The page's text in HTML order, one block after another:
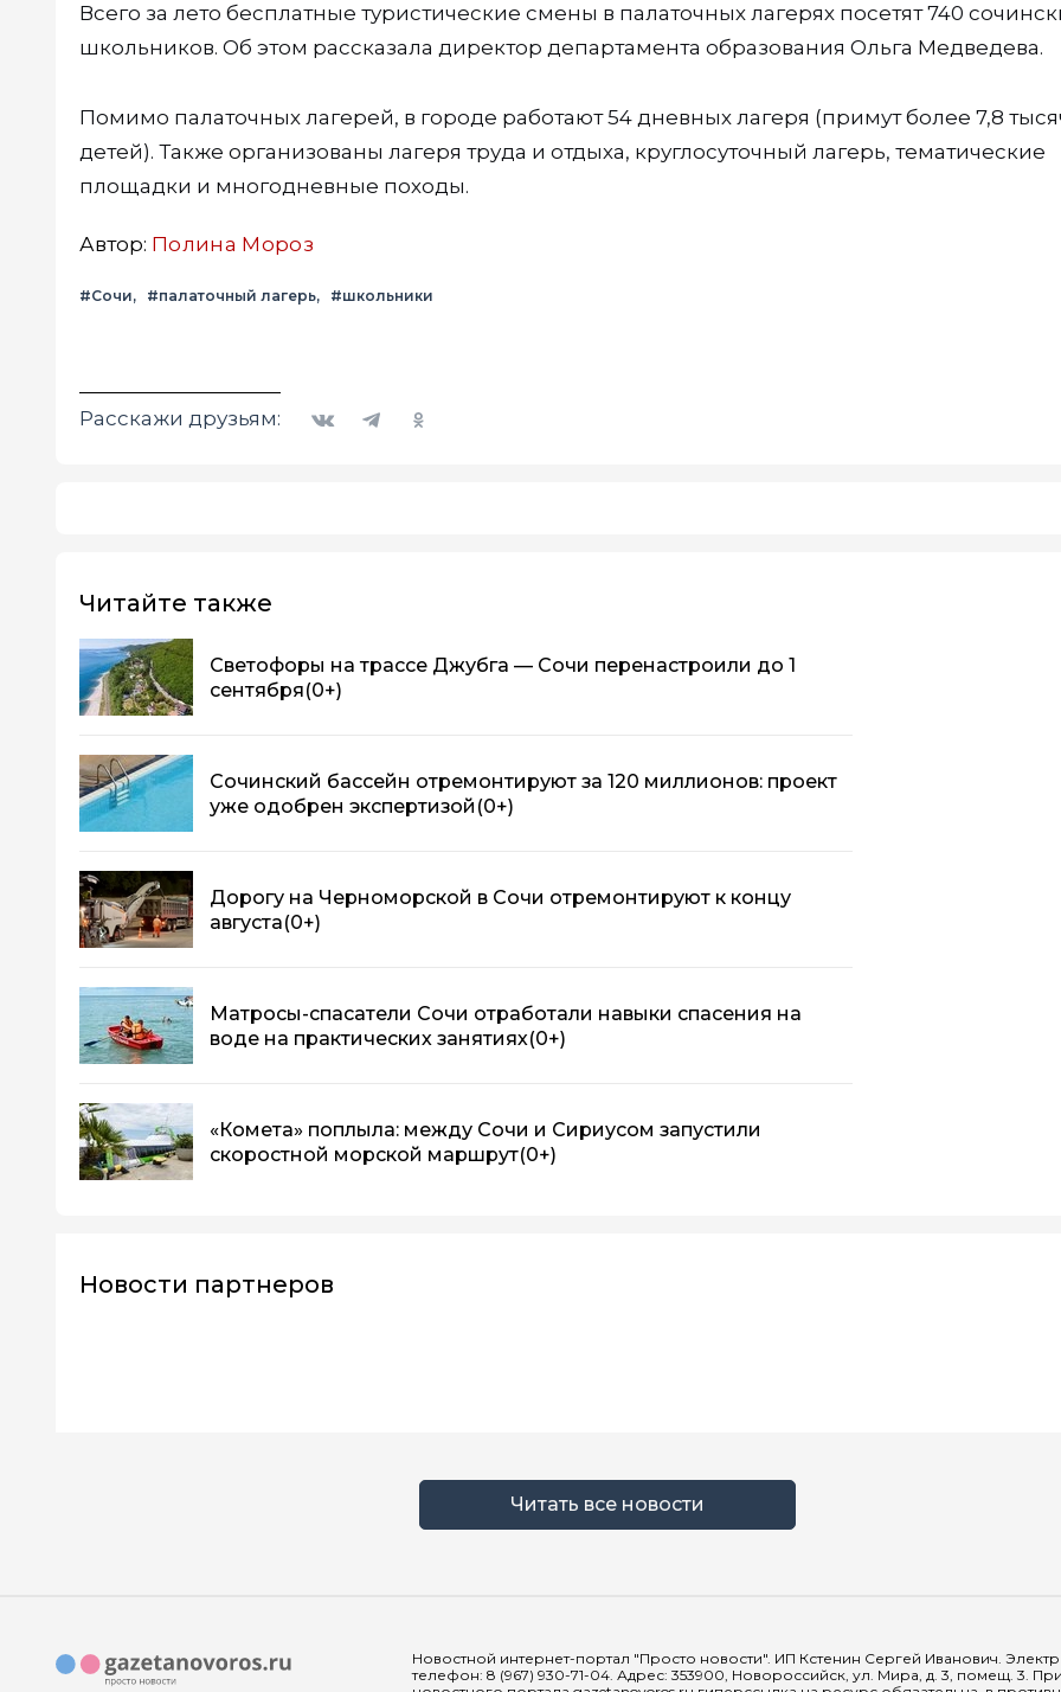
Всего за лето бесплатные туристические смены в палаточных лагерях посетят 740
школьников. Об этом рассказала директор департамента образования Ольга Медведева.
Помимо палаточных лагерей, в городе работают 54 дневных лагеря (примут более 7,8
детей). Также организованы лагеря труда и отдыха, круглосуточный лагерь, тематические
площадки и многодневные походы.
Автор: Полина Мороз
#Сочи #палаточный лагерь #школьники
Расскажи друзьям:
Читайте также
Светофоры на трассе Джубга — Сочи перенастроили до 1
сентября(0+)
Сочинский бассейн отремонтируют за 120 миллионов: проект
уже одобрен экспертизой (0+)
Дорогу на Черноморской в Сочи отремонтируют к концу
августа(0+)
Матросы-спасатели Сочи отработали навыки спасения на
воде на практических занятиях(0+)
«Комета» поплыла: между Сочи и Сириусом запустили
скоростной морской маршрут(0+)
Новости партнеров
Читать все новости
Новостной интернет-портал "Просто новости". ИП Кстенин Сергей Иванович.
телефон: 8 (967) 930-71-04. Адрес: 353900, Новороссийск, ул. Мира, д. 3, помещ. 3.